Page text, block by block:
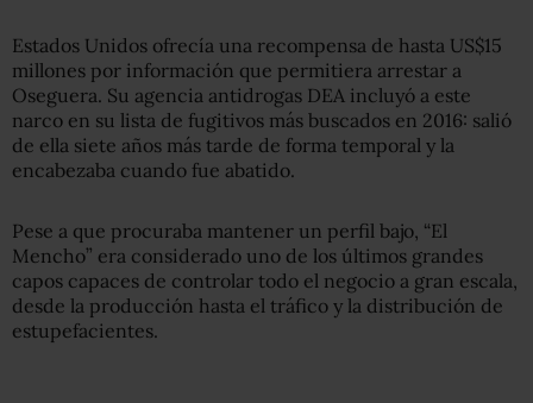
Estados Unidos ofrecía una recompensa de hasta US$15
millones por información que permitiera arrestar a
Oseguera. Su agencia antidrogas DEA incluyó a este
narco en su lista de fugitivos más buscados en 2016: salió
de ella siete años más tarde de forma temporal y la
encabezaba cuando fue abatido.
Pese a que procuraba mantener un perfil bajo, “El
Mencho” era considerado uno de los últimos grandes
capos capaces de controlar todo el negocio a gran escala,
desde la producción hasta el tráfico y la distribución de
estupefacientes.